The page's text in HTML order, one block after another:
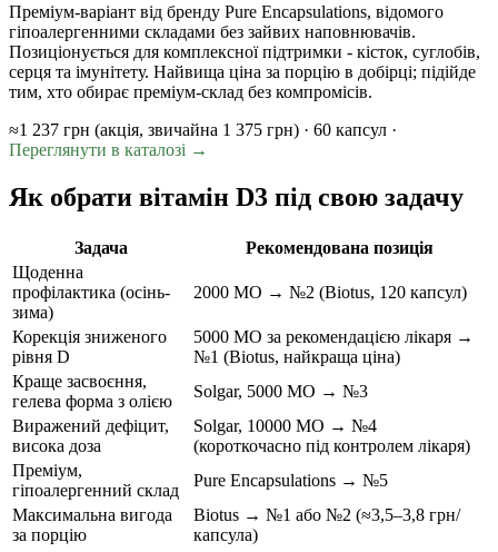
Преміум-варіант від бренду Pure Encapsulations, відомого
гіпоалергенними складами без зайвих наповнювачів.
Позиціонується для комплексної підтримки - кісток, суглобів,
серця та імунітету. Найвища ціна за порцію в добірці; підійде
тим, хто обирає преміум-склад без компромісів.
≈1 237 грн (акція, звичайна 1 375 грн) · 60 капсул ·
Переглянути в каталозі →
Як обрати вітамін D3 під свою задачу
Задача
Рекомендована позиція
Щоденна
профілактика (осінь-
зима)
2000 МО → №2 (Biotus, 120 капсул)
Корекція зниженого
рівня D
5000 МО за рекомендацією лікаря →
№1 (Biotus, найкраща ціна)
Краще засвоєння,
гелева форма з олією
Solgar, 5000 МО → №3
Виражений дефіцит,
висока доза
Solgar, 10000 МО → №4
(короткочасно під контролем лікаря)
Преміум,
гіпоалергенний склад
Pure Encapsulations → №5
Максимальна вигода
за порцію
Biotus → №1 або №2 (≈3,5–3,8 грн/
капсула)